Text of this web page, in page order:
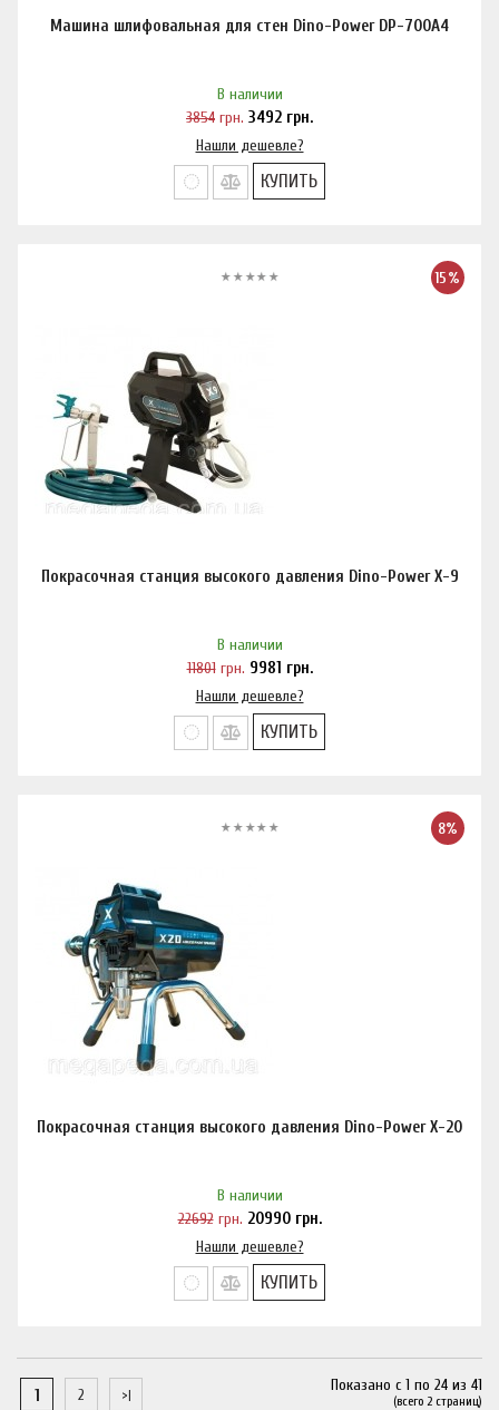
Машина шлифовальная для стен Dino-Power DP-700A4
В наличии
3854 грн. 3492 грн.
Нашли дешевле?
КУПИТЬ
15%
Покрасочная станция высокого давления Dino-Power X-9
В наличии
11801грн. 9981 грн.
Нашли дешевле?
КУПИТЬ
8%
Покрасочная станция высокого давления Dino-Power X-20
В наличии
22692грн. 20990грн.
Нашли дешевле?
КУПИТЬ
1 2
Показано с 1 по 24 из 41
(всего 2 страниц)